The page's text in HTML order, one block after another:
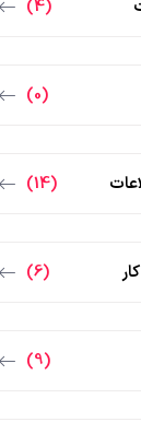
(4)
(0)
(14)
(6)
(9)